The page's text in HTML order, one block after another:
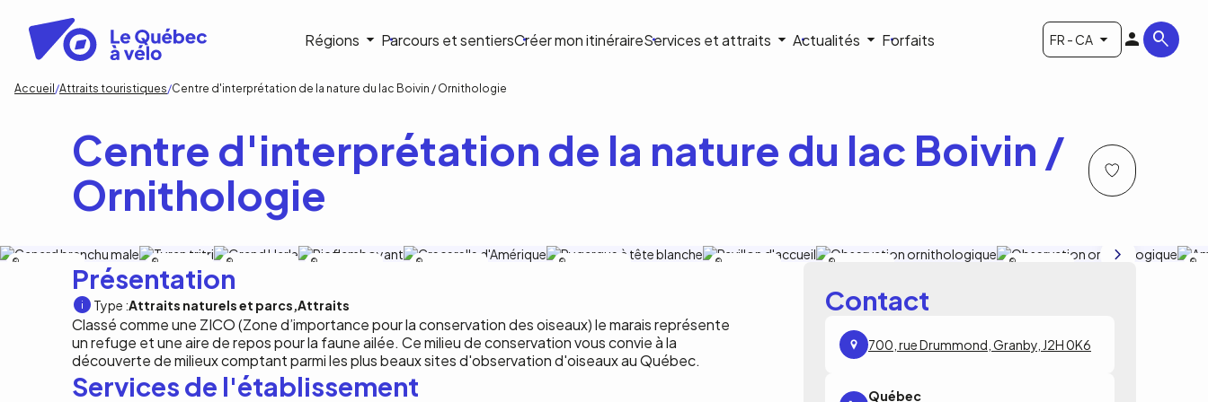
contenu
principal
Navigation
principale
Régions Parcours et sentiersCréer mon itinéraireServices et attraits Actualités Forfaits FR - CA
Fil
d'Ariane
Accueil Attraits touristiques Centre d'interprétation de la nature du lac Boivin / Ornithologie
Centre d'interprétation de la nature du lac Boivin /
Ornithologie
Duhamel
Présentation
Type :Attraits naturels et parcs Attraits
Classé comme une ZICO (Zone d’importance pour la conservation des oiseaux) le marais représente
un refuge et une aire de repos pour la faune ailée. Ce milieu de conservation vous convie à la
découverte de milieux comptant parmi les plus beaux sites d'observation d'oiseaux au Québec.
Contact
700, rue Drummond, Granby, J2H 0K6
Services de l'établissement